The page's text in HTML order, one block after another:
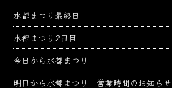
水都まつり最終日
水都まつり2日目
今日から水都まつり
明日から水都まつり 営業時間のお知らせ